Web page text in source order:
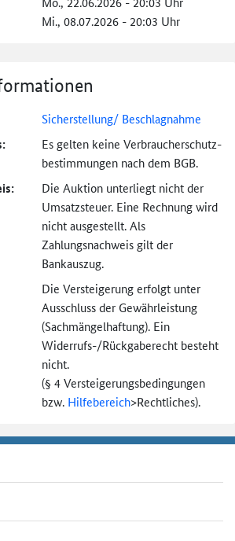
Mi., 08.07.2026 - 20:03 Uhr
Sicherstellung/ Beschlagnahme
Es gelten keine Verbraucher­schutz­
bestimmungen nach dem BGB.
Die Auktion unterliegt nicht der
Umsatzsteuer. Eine Rechnung wird
nicht ausgestellt. Als
Zahlungsnachweis gilt der
Bankauszug.
Die Versteigerung erfolgt unter
Ausschluss der Gewährleistung
(Sachmängel­haftung). Ein
Widerrufs-/Rückgaberecht besteht
nicht.
(§ 4 Versteigerungs­bedingungen
bzw. Hilfebereich>Rechtliches).